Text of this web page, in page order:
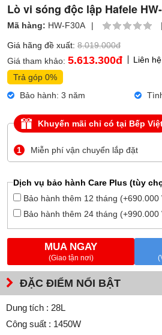
Lò vi sóng độc lập Hafele
Mã hàng: HW-F30A | |
Giá hãng đề xuất: 8.019.000đ
Giá tham khảo: 5.613.300đ
Liên
Trả góp 0%
Bảo hành: 3 năm
Khuyến mãi chỉ có tại Bếp
1 Miễn phí vận chuyển lắp đặt
Dịch vụ bảo hành Care Plus (tùy
Bảo hành thêm 12 tháng (+690.000
Bảo hành thêm 24 tháng (+990.000
MUA NGAY
(Giao tận nơi)
ĐẶC ĐIỂM NỔI BẬT
Dung tích : 28L
Công suất : 1450W